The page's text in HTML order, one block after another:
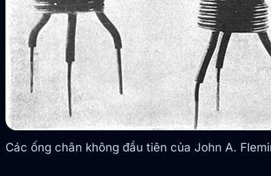
Các ống chân không đầu tiên của John A.